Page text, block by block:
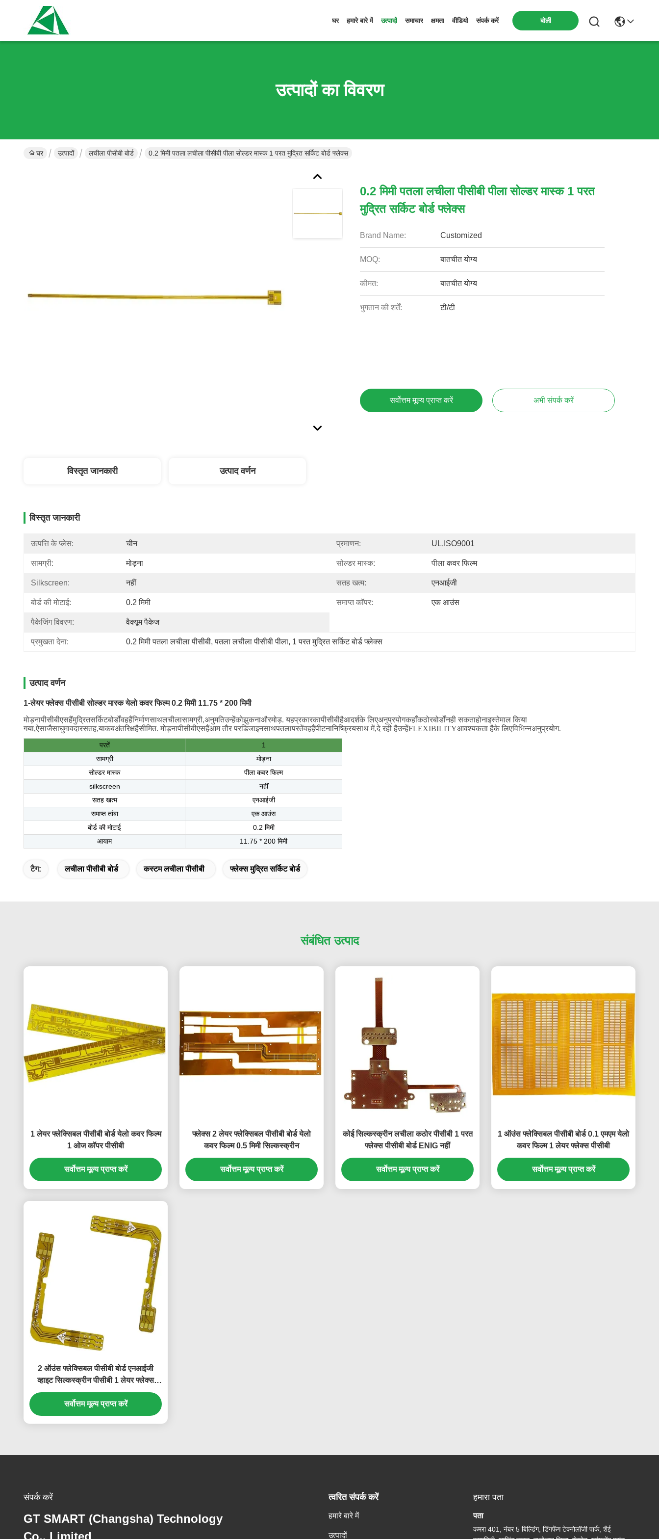
घर हमारे बारे में उत्पादों समाचार क्षमता वीडियो संपर्क करें बोली
उत्पादों का विवरण
घर उत्पादों लचीला पीसीबी बोर्ड 0.2 मिमी पतला लचीला पीसीबी पीला सोल्डर मास्क 1 परत मुद्रित सर्किट बोर्ड फ्लेक्स
0.2 मिमी पतला लचीला पीसीबी पीला सोल्डर मास्क 1 परत
मुद्रित सर्किट बोर्ड फ्लेक्स
Brand Name: Customized
MOQ: बातचीत योग्य
कीमत: बातचीत योग्य
भुगतान की शर्तें: टी/टी
सर्वोत्तम मूल्य प्राप्त करें अभी संपर्क करें
विस्तृत जानकारी उत्पाद वर्णन
विस्तृत जानकारी
उत्पत्ति के प्लेस: चीन प्रमाणन: UL,ISO9001
सामग्री: मोड़ना सोल्डर मास्क: पीला कवर फिल्म
Silkscreen: नहीं सतह खत्म: एनआईजी
बोर्ड की मोटाई: 0.2 मिमी समाप्त कॉपर: एक आउंस
पैकेजिंग विवरण: वैक्यूम पैकेज
प्रमुखता देना: 0.2 मिमी पतला लचीला पीसीबी, पतला लचीला पीसीबी पीला, 1 परत मुद्रित सर्किट बोर्ड फ्लेक्स
उत्पाद वर्णन
1-लेयर फ्लेक्स पीसीबी सोल्डर मास्क येलो कवर फिल्म 0.2 मिमी 11.75 * 200 मिमी
मोड़नापीसीबीएसहैंमुद्रितसर्किटबोर्डोंवहहैंनिर्माणसाथलचीलासामग्री,अनुमतिउन्हेंकोझुकनाऔरमोड़. यहप्रकारकापीसीबीहैआदर्शके लिएअनुप्रयोगकहाँकठोरबोर्डोंनही सकताहोनाइस्तेमाल किया
गया,ऐसाजैसाघुमावदारसतह,याकबअंतरिक्षहैसीमित. मोड़नापीसीबीएसहैंआम तौर परडिजाइनसाथपतलापरतेंवहहैंपीटनानिष्क्रियसाथ में,दे रही हैउन्हेंFLEXIBILITYआवश्यकता हैके लिएविभिन्नअनुप्रयोग.
परतें
1
सामग्री
मोड़ना
सोल्डर मास्क
पीला कवर फिल्म
silkscreen
नहीं
सतह खत्म
एनआईजी
समाप्त तांबा
एक आउंस
बोर्ड की मोटाई
0.2 मिमी
आयाम
11.75 * 200 मिमी
टैग: लचीला पीसीबी बोर्ड कस्टम लचीला पीसीबी फ्लेक्स मुद्रित सर्किट बोर्ड
संबंधित उत्पाद
1 लेयर फ्लेक्सिबल पीसीबी बोर्ड येलो कवर फिल्म
1 ओज कॉपर पीसीबी
सर्वोत्तम मूल्य प्राप्त करें
फ्लेक्स 2 लेयर फ्लेक्सिबल पीसीबी बोर्ड येलो
कवर फिल्म 0.5 मिमी सिल्कस्क्रीन
सर्वोत्तम मूल्य प्राप्त करें
कोई सिल्कस्क्रीन लचीला कठोर पीसीबी 1 परत
फ्लेक्स पीसीबी बोर्ड ENIG नहीं
सर्वोत्तम मूल्य प्राप्त करें
1 ऑउंस फ्लेक्सिबल पीसीबी बोर्ड 0.1 एमएम येलो
कवर फिल्म 1 लेयर फ्लेक्स पीसीबी
सर्वोत्तम मूल्य प्राप्त करें
2 ऑउंस फ्लेक्सिबल पीसीबी बोर्ड एनआईजी
व्हाइट सिल्कस्क्रीन पीसीबी 1 लेयर फ्लेक्स
पीसीबी
सर्वोत्तम मूल्य प्राप्त करें
संपर्क करें
GT SMART (Changsha) Technology
Co., Limited
त्वरित संपर्क करें
हमारे बारे में
उत्पादों
हमारा पता
पता
कमरा 401, नंबर 5 बिल्डिंग, डिंगफेंग टेक्नोलॉजी पार्क, शैई